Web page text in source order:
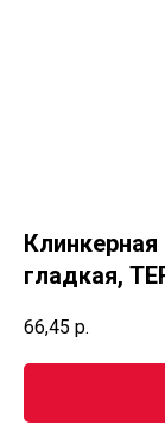
Клинкерная
гладкая,
66,45 р.